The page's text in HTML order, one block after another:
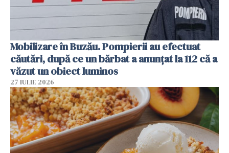
Mobilizare în Buzău. Pompierii au efectuat
căutări, după ce un bărbat a anunțat la 112 că a
văzut un obiect luminos
27 IULIE 2026